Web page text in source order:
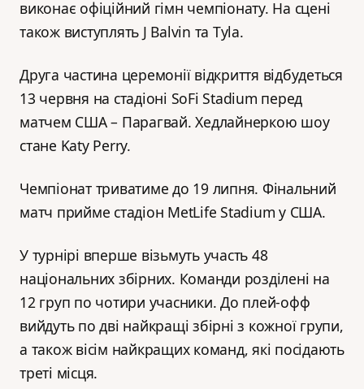
виконає офіційний гімн чемпіонату. На сцені
також виступлять J Balvin та Tyla.
Друга частина церемонії відкриття відбудеться
13 червня на стадіоні SoFi Stadium перед
матчем США – Парагвай. Хедлайнеркою шоу
стане Katy Perry.
Чемпіонат триватиме до 19 липня. Фінальний
матч прийме стадіон MetLife Stadium у США.
У турнірі вперше візьмуть участь 48
національних збірних. Команди розділені на
12 груп по чотири учасники. До плей-офф
вийдуть по дві найкращі збірні з кожної групи,
а також вісім найкращих команд, які посідають
треті місця.